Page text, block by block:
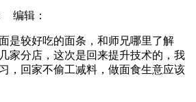
编辑：
是较好吃的面条，和师兄哪里了解
家分店，这次是回来提升技术的，我
，回家不偷工减料，做面食生意应该